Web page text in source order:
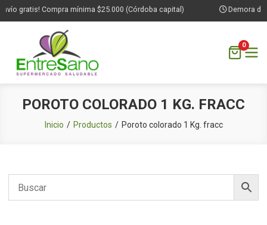
gratis! Compra mínima $25.000 (Córdoba capital) Demora de
0
POROTO COLORADO 1 KG. FRACC
Inicio Productos Poroto colorado 1 Kg. fracc